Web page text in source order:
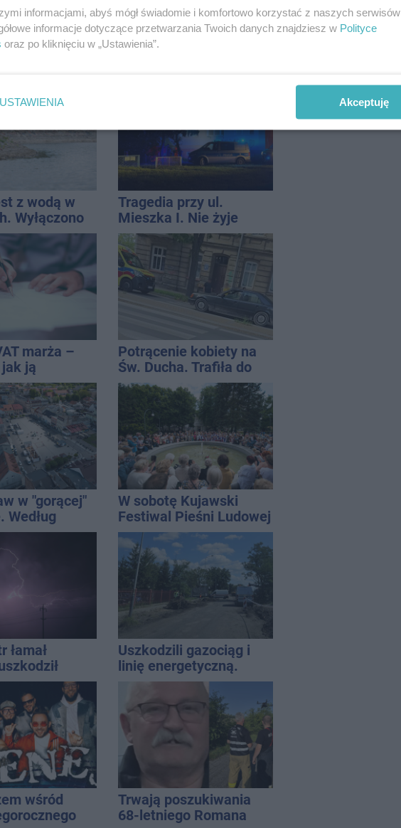
rowie.
Nie żyje Bolesław Szulc,
z wodą w
Wyłączono
zaplanowano
Tragedia przy ul.
Mieszka I. Nie żyje
osoba, która wypadła z
czwartego piętra
marża –
ją
jak rozliczyć
Potrącenie kobiety na
Św. Ducha. Trafiła do
szpitala
w "gorącej"
Według
nasze
jednym z
W sobotę Kujawski
Festiwal Pieśni Ludowej
łamał
koniec
Uszkodzili gazociąg i
linię energetyczną.
Interweniowały służby
wśród
Trwają poszukiwania
68-letniego Romana
informacjami, abyś mógł świadomie i komfortowo korzystać z naszych serwisów
informacje dotyczące przetwarzania Twoich danych znajdziesz w Polityce
oraz po kliknięciu w „Ustawienia”.
USTAWIENIA Akceptuję